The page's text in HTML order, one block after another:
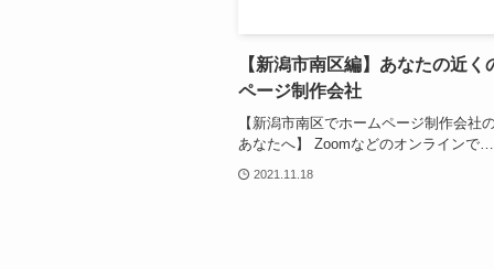
【新潟市南区編】あなたの近く
ページ制作会社
【新潟市南区でホームページ制作会社
あなたへ】 Zoomなどのオンラインで…
2021.11.18